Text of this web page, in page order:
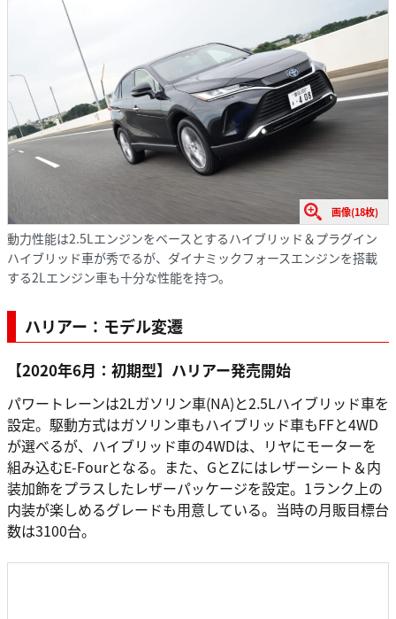
画像(18枚)
動力性能は2.5Lエンジンをベースとするハイブリッド＆プラグイン
ハイブリッド車が秀でるが、ダイナミックフォースエンジンを搭載
する2Lエンジン車も十分な性能を持つ。
ハリアー：モデル変遷
【2020年6月：初期型】ハリアー発売開始
パワートレーンは2Lガソリン車(NA)と2.5Lハイブリッド車を
設定。駆動方式はガソリン車もハイブリッド車もFFと4WD
が選べるが、ハイブリッド車の4WDは、リヤにモーターを
組み込むE-Fourとなる。また、GとZにはレザーシート＆内
装加飾をプラスしたレザーパッケージを設定。1ランク上の
内装が楽しめるグレードも用意している。当時の月販目標台
数は3100台。